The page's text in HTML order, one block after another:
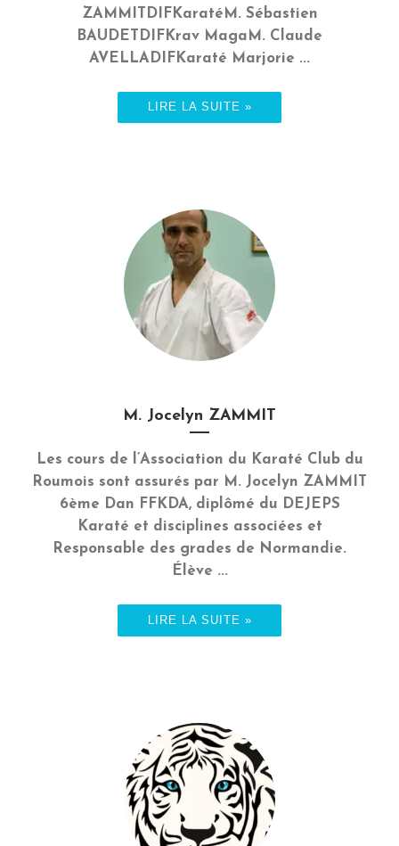
ZAMMITDIFKaratéM. Sébastien
BAUDETDIFKrav MagaM. Claude
AVELLADIFKaraté Marjorie ...
LIRE LA SUITE »
M. Jocelyn ZAMMIT
Les cours de l’Association du Karaté Club du
Roumois sont assurés par M. Jocelyn ZAMMIT
6ème Dan FFKDA, diplômé du DEJEPS
Karaté et disciplines associées et
Responsable des grades de Normandie.
Élève ...
LIRE LA SUITE »